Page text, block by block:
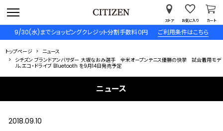
9/30(水)までショッピングクレジット分割手数料０円 ご利用条件はこちら
ストア お気に入り カート
トップページ
ニュース
シチズン ブランドアンバサダー 大坂なおみ選手 全米オープンテニス優勝の快挙 試合着用モデ
ル、エコ・ドライブ Bluetooth を9月14日発売予定
ニュース
2018.09.10